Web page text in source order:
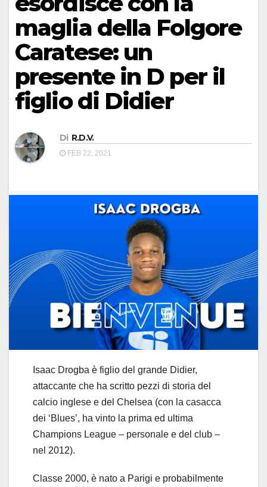
maglia della Folgore
Caratese: un
presente in D per il
figlio di Didier
Di R.D.V.
FEB 22, 2021
Isaac Drogba è figlio del grande Didier,
attaccante che ha scritto pezzi di storia del
calcio inglese e del Chelsea (con la casacca
dei ‘Blues’, ha vinto la prima ed ultima
Champions League – personale e del club –
nel 2012).
Classe 2000, è nato a Parigi e probabilmente